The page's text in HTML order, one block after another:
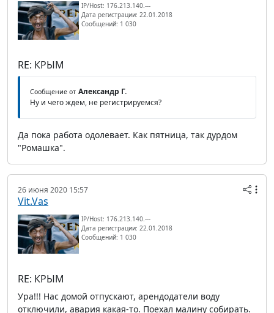
IP/Host: 176.213.140.---
Дата регистрации: 22.01.2018
Сообщений: 1 030
RE: КРЫМ
Сообщение от Александр Г.
Ну и чего ждем, не регистрируемся?
Да пока работа одолевает. Как пятница, так дурдом
"Ромашка".
26 июня 2020 15:57
Vit.Vas
IP/Host: 176.213.140.---
Дата регистрации: 22.01.2018
Сообщений: 1 030
RE: КРЫМ
Ура!!! Нас домой отпускают, арендодатели воду
отключили, авария какая-то. Поехал малину собирать.